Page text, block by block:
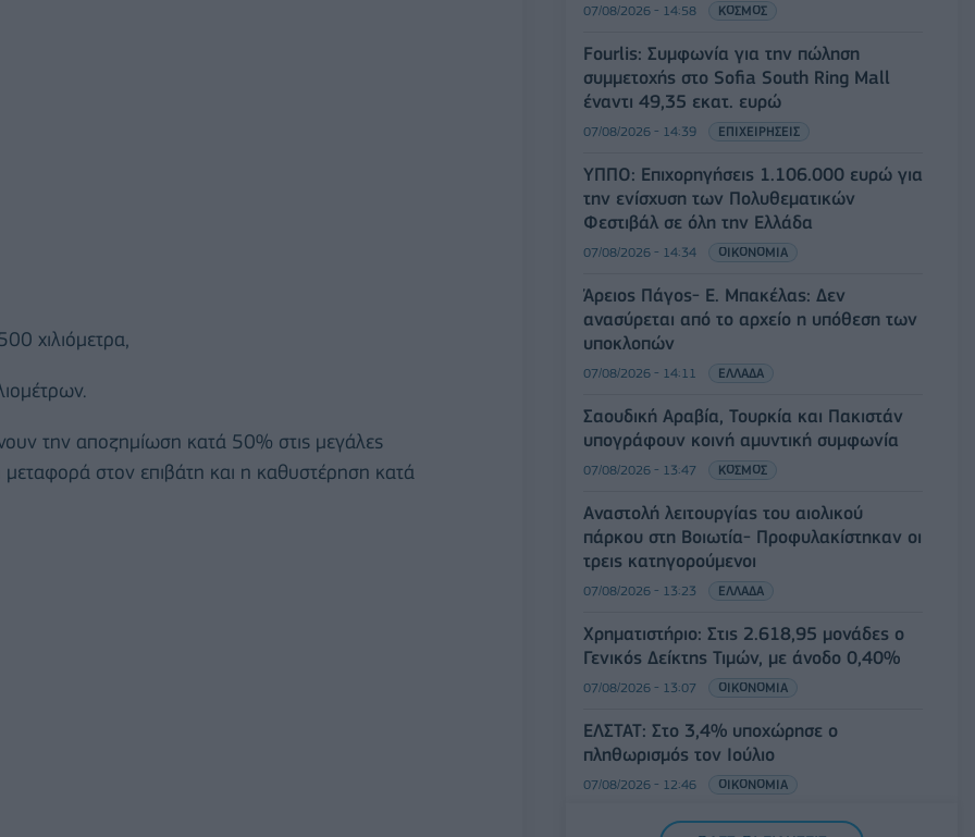
χιλιόμετρα,
την αποζημίωση κατά 50% στις μεγάλες
στον επιβάτη και η καθυστέρηση κατά
07/08/2026 - 14:58 ΚΟΣΜΟΣ
Fourlis: Συμφωνία για την πώληση
συμμετοχής στο Sofia South Ring Mall
έναντι 49,35 εκατ. ευρώ
07/08/2026 - 14:39 ΕΠΙΧΕΙΡΗΣΕΙΣ
ΥΠΠΟ: Επιχορηγήσεις 1.106.000 ευρώ για
την ενίσχυση των Πολυθεματικών
Φεστιβάλ σε όλη την Ελλάδα
07/08/2026 - 14:34 ΟΙΚΟΝΟΜΙΑ
Άρειος Πάγος- Ε. Μπακέλας: Δεν
ανασύρεται από το αρχείο η υπόθεση των
υποκλοπών
07/08/2026 - 14:11 ΕΛΛΑΔΑ
Σαουδική Αραβία, Τουρκία και Πακιστάν
υπογράφουν κοινή αμυντική συμφωνία
07/08/2026 - 13:47 ΚΟΣΜΟΣ
Αναστολή λειτουργίας του αιολικού
πάρκου στη Βοιωτία- Προφυλακίστηκαν οι
τρεις κατηγορούμενοι
07/08/2026 - 13:23 ΕΛΛΑΔΑ
Χρηματιστήριο: Στις 2.618,95 μονάδες ο
Γενικός Δείκτης Τιμών, με άνοδο 0,40%
07/08/2026 - 13:07 ΟΙΚΟΝΟΜΙΑ
ΕΛΣΤΑΤ: Στο 3,4% υποχώρησε ο
πληθωρισμός τον Ιούλιο
07/08/2026 - 12:46 ΟΙΚΟΝΟΜΙΑ
Εμπρησμός της Marfin: Προθεσμία έλαβε